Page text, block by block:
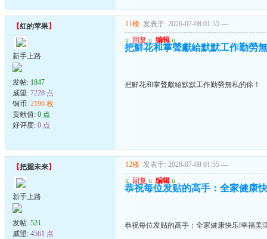
【红的苹果】
新手上路
发帖: 1847
威望: 7228 点
铜币: 2196 枚
贡献值: 0 点
好评度: 0 点
11楼 发表于: 2026-07-08 01:55 ---
u 回复 u 编辑 u
把鮮花和掌聲獻給默默工作勤勞
把鮮花和掌聲獻給默默工作勤勞無私的伱！
【把握未来】
新手上路
发帖: 521
威望: 4561 点
12楼 发表于: 2026-07-08 01:55 ---
u 回复 u 编辑 u
恭祝每位发贴的高手：全家健康
恭祝每位发贴的高手：全家健康快乐!幸福美